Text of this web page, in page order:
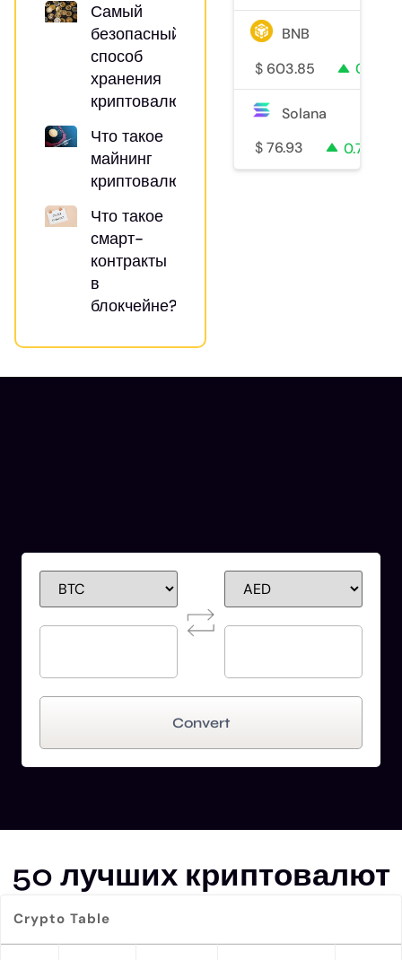
Самый
безопасный
способ
хранения
криптовалюты
Что такое
майнинг
криптовалют?
Что такое
смарт-
контракты
в
блокчейне?
BNB
$ 603.85 0.1%
Solana
$ 76.93 0.7%
Convert
50 лучших криптовалют
Crypto Table